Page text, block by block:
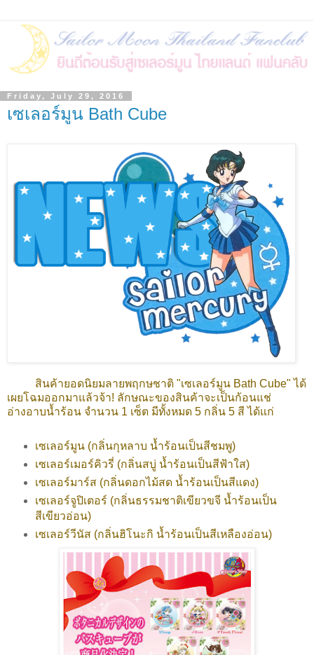
Friday, July 29, 2016
เซเลอร์มูน Bath Cube
สินค้ายอดนิยมลายพฤกษชาติ "เซเลอร์มูน Bath Cube" ได้
เผยโฉมออกมาแล้วจ้า! ลักษณะของสินค้าจะเป็นก้อนแช่
อ่างอาบน้ำร้อน จำนวน 1 เซ็ต มีทั้งหมด 5 กลิ่น 5 สี ได้แก่
เซเลอร์มูน (กลิ่นกุหลาบ น้ำร้อนเป็นสีชมพู)
เซเลอร์เมอร์คิวรี่ (กลิ่นสบู่ น้ำร้อนเป็นสีฟ้าใส)
เซเลอร์มาร์ส (กลิ่นดอกไม้สด น้ำร้อนเป็นสีแดง)
เซเลอร์จูปิเตอร์ (กลิ่นธรรมชาติเขียวขจี น้ำร้อนเป็น
สีเขียวอ่อน)
เซเลอร์วีนัส (กลิ่นฮิโนะกิ น้ำร้อนเป็นสีเหลืองอ่อน)